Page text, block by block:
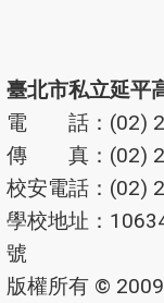
臺北市私立延平
電 話：(02)
傳 真：(02)
校安電話：(02)
學校地址：
號
版權所有 ©